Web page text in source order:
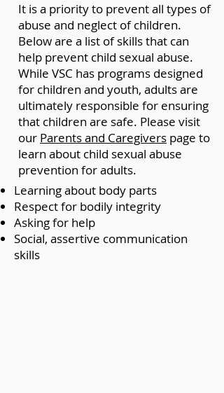
It is a priority to prevent all types of
abuse and neglect of children.
Below are a list of skills that can
help prevent child sexual abuse.
While VSC has programs designed
for children and youth, adults are
ultimately responsible for ensuring
that children are safe. Please visit
our Parents and Caregivers page to
learn about child sexual abuse
prevention for adults.
Learning about body parts
Respect for bodily integrity
Asking for help
Social, assertive communication
skills